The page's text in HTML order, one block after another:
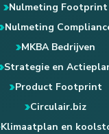
Nulmeting Footprint
Nulmeting
MKBA Bedrijven
Strategie en
Product Footprint
Circulair.biz
Klimaatplan en